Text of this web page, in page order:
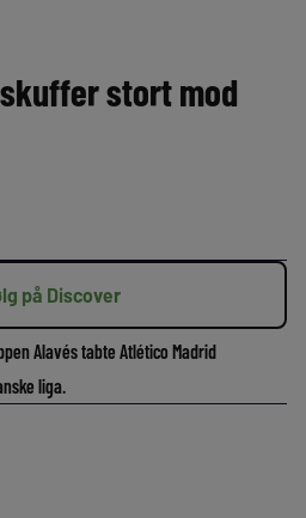
stort mod
på Discover
Alavés tabte Atlético Madrid
liga.